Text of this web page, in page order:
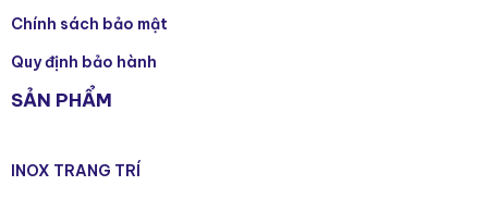
Chính sách bảo mật
Quy định bảo hành
SẢN PHẨM
INOX TRANG TRÍ